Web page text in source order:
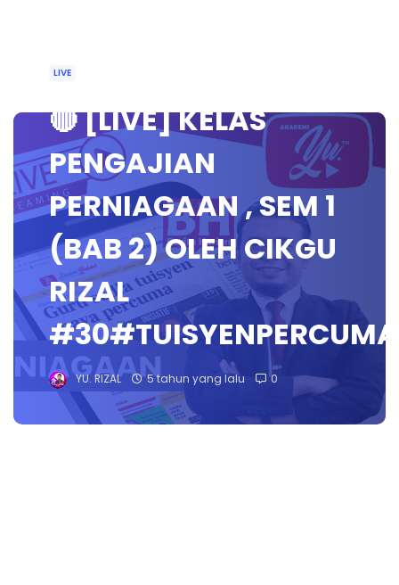
LIVE
🔴 [LIVE] KELAS
PENGAJIAN
PERNIAGAAN , SEM 1
(BAB 2) OLEH CIKGU
RIZAL
#30#TUISYENPERCUMA
YU. RIZAL 5 tahun yang lalu 0